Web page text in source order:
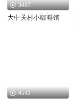
3407
大中关村小咖啡馆
4542